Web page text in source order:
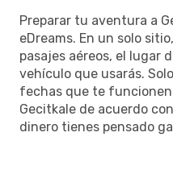
Preparar tu aventura a
eDreams. En un solo
pasajes aéreos, el lugar
vehículo que usarás.
fechas que te
Gecitkale de acuerdo
dinero tienes pensado